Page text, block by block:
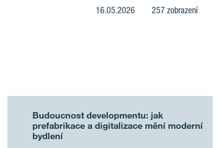
16.05.2026 257 zobrazení
Budoucnost developmentu: jak
prefabrikace a digitalizace mění moderní
bydlení